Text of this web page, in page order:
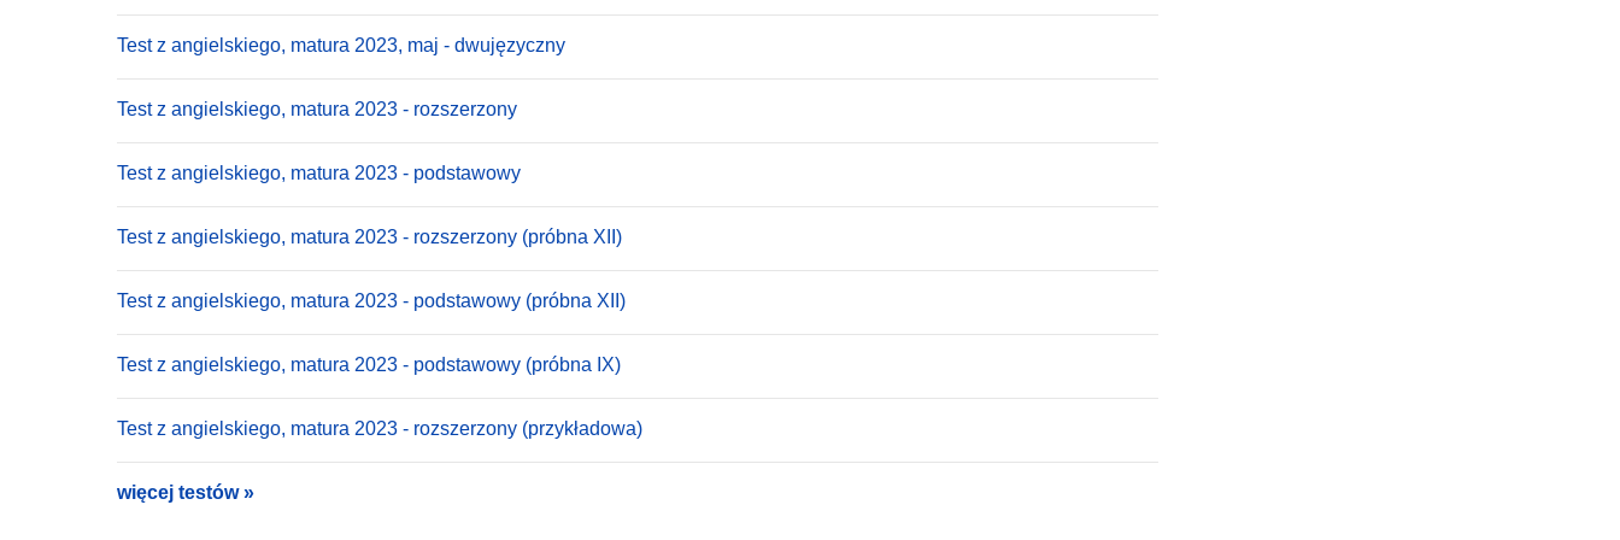
Test z angielskiego, matura 2023, maj - dwujęzyczny
Test z angielskiego, matura 2023 - rozszerzony
Test z angielskiego, matura 2023 - podstawowy
Test z angielskiego, matura 2023 - rozszerzony (próbna XII)
Test z angielskiego, matura 2023 - podstawowy (próbna XII)
Test z angielskiego, matura 2023 - podstawowy (próbna IX)
Test z angielskiego, matura 2023 - rozszerzony (przykładowa)
więcej testów »